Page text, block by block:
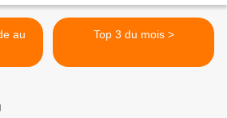
Top 3 du mois >